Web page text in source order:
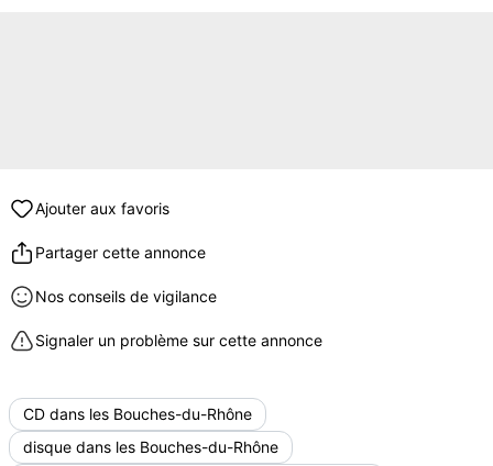
Ajouter aux favoris
Partager cette annonce
Nos conseils de vigilance
Signaler un problème sur cette annonce
CD dans les Bouches-du-Rhône
disque dans les Bouches-du-Rhône